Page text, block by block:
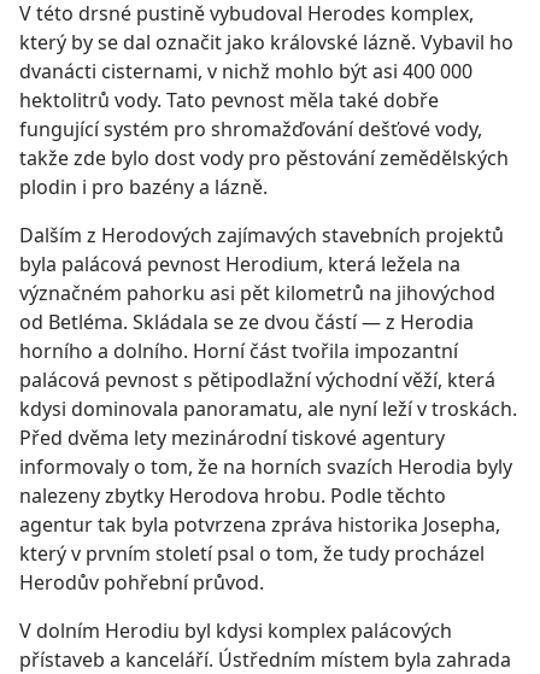
V této drsné pustině vybudoval Herodes komplex,
který by se dal označit jako královské lázně. Vybavil ho
dvanácti cisternami, v nichž mohlo být asi 400 000
hektolitrů vody. Tato pevnost měla také dobře
fungující systém pro shromažďování dešťové vody,
takže zde bylo dost vody pro pěstování zemědělských
plodin i pro bazény a lázně.
Dalším z Herodových zajímavých stavebních projektů
byla palácová pevnost Herodium, která ležela na
význačném pahorku asi pět kilometrů na jihovýchod
od Betléma. Skládala se ze dvou částí — z Herodia
horního a dolního. Horní část tvořila impozantní
palácová pevnost s pětipodlažní východní věží, která
kdysi dominovala panoramatu, ale nyní leží v troskách.
Před dvěma lety mezinárodní tiskové agentury
informovaly o tom, že na horních svazích Herodia byly
nalezeny zbytky Herodova hrobu. Podle těchto
agentur tak byla potvrzena zpráva historika Josepha,
který v prvním století psal o tom, že tudy procházel
Herodův pohřební průvod.
V dolním Herodiu byl kdysi komplex palácových
přístaveb a kanceláří. Ústředním místem byla zahrada